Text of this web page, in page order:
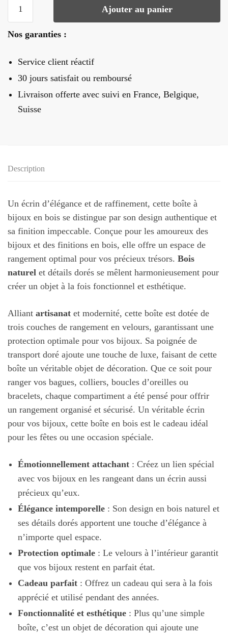
à
En
Bois
Ajouter au panier
Nos garanties :
Service client réactif
30 jours satisfait ou remboursé
Livraison offerte avec suivi en France, Belgique,
Suisse
Description
Un écrin d’élégance et de raffinement, cette boîte à
bijoux en bois se distingue par son design authentique et
sa finition impeccable. Conçue pour les amoureux des
bijoux et des finitions en bois, elle offre un espace de
rangement optimal pour vos précieux trésors. Bois
naturel et détails dorés se mêlent harmonieusement pour
créer un objet à la fois fonctionnel et esthétique.
Alliant artisanat et modernité, cette boîte est dotée de
trois couches de rangement en velours, garantissant une
protection optimale pour vos bijoux. Sa poignée de
transport doré ajoute une touche de luxe, faisant de cette
boîte un véritable objet de décoration. Que ce soit pour
ranger vos bagues, colliers, boucles d’oreilles ou
bracelets, chaque compartiment a été pensé pour offrir
un rangement organisé et sécurisé. Un véritable écrin
pour vos bijoux, cette boîte en bois est le cadeau idéal
pour les fêtes ou une occasion spéciale.
Émotionnellement attachant : Créez un lien spécial
avec vos bijoux en les rangeant dans un écrin aussi
précieux qu’eux.
Élégance intemporelle : Son design en bois naturel et
ses détails dorés apportent une touche d’élégance à
n’importe quel espace.
Protection optimale : Le velours à l’intérieur garantit
que vos bijoux restent en parfait état.
Cadeau parfait : Offrez un cadeau qui sera à la fois
apprécié et utilisé pendant des années.
Fonctionnalité et esthétique : Plus qu’une simple
boîte, c’est un objet de décoration qui ajoute une